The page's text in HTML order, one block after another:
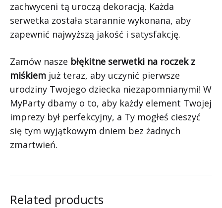
zachwyceni tą uroczą dekoracją. Każda
serwetka została starannie wykonana, aby
zapewnić najwyższą jakość i satysfakcję.
Zamów nasze błękitne serwetki na roczek z
miśkiem już teraz, aby uczynić pierwsze
urodziny Twojego dziecka niezapomnianymi! W
MyParty dbamy o to, aby każdy element Twojej
imprezy był perfekcyjny, a Ty mogłeś cieszyć
się tym wyjątkowym dniem bez żadnych
zmartwień.
Related products